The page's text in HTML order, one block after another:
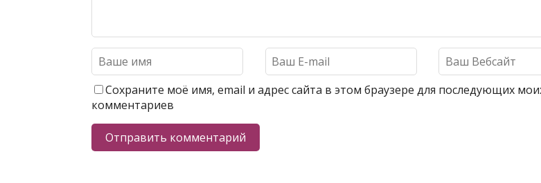
Сохраните моё имя, email и адрес сайта в этом браузере для последующих
комментариев